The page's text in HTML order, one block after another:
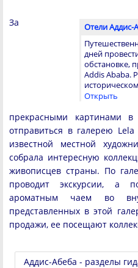
Отели
дней
обстановке,
Addis Ababa.
Открыть
За
прекрасными картинами в
отправиться в галерею Lela
известной местной
собрала интересную
живописцев страны. По
проводит экскурсии, а
ароматным чаем во
представленных в этой
продажи, ее посещают
Аддис-Абеба - разделы